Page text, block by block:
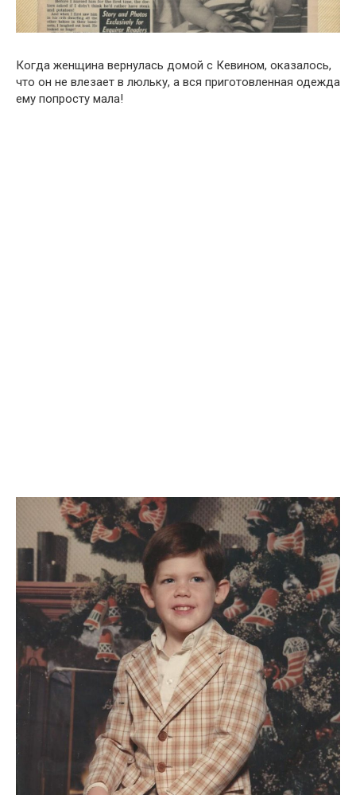
Когда женщина вернулась домой с Кевином, оказалось,
что он не влезает в люльку, а вся приготовленная одежда
ему попросту мала!